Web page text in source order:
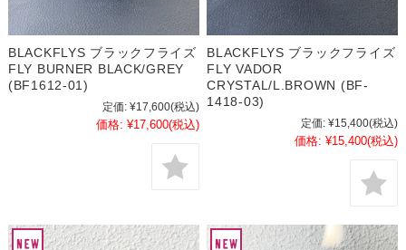
BLACKFLYS ブラックフライズ
FLY BURNER BLACK/GREY
(BF1612-01)
定価: ¥17,600(税込)
価格: ¥17,600(税込)
BLACKFLYS ブラックフライズ
FLY VADOR
CRYSTAL/L.BROWN (BF-
1418-03)
定価: ¥15,400(税込)
価格: ¥15,400(税込)